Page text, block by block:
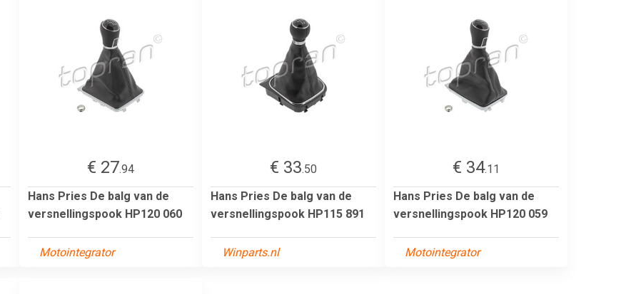
€ 27.94
Hans Pries De balg van de
versnellingspook HP120 060
Motointegrator
€ 33.50
Hans Pries De balg van de
versnellingspook HP115 891
Winparts.nl
€ 34.11
Hans Pries De balg van de
versnellingspook HP120 059
Motointegrator